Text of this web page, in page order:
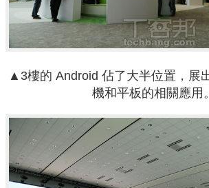
▲3樓的 Android 佔了大半位置，展
機和平板的相關應用。